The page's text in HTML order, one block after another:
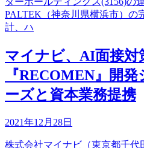
PALTEK（神奈川県横浜市）の
計、ハ
マイナビ、AI面接対
『RECOMEN』開
ーズと資本業務提携
2021年12月28日
株式会社マイナビ（東京都千